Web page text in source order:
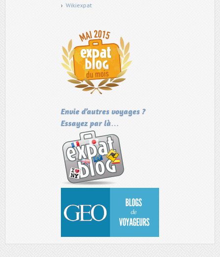
Wikiexpat
Envie d’autres voyages ?
Essayez par là…